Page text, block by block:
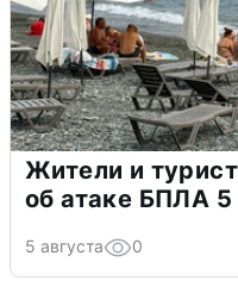
Жители и
об атаке БПЛА 5
5 августа 0